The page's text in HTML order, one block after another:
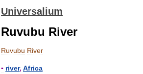
Universalium
Ruvubu River
Ruvubu River
▪ river, Africa